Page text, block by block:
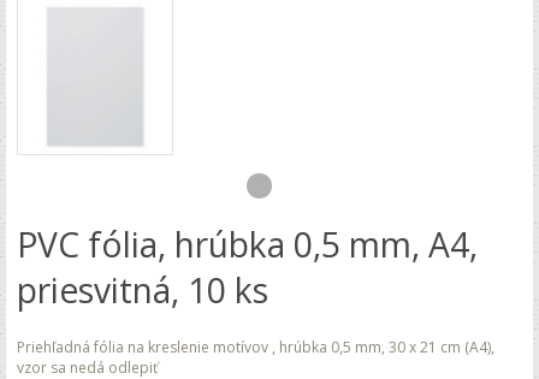
PVC fólia, hrúbka 0,5 mm, A4,
priesvitná, 10 ks
Priehľadná fólia na kreslenie motívov , hrúbka 0,5 mm, 30 x 21 cm (A4),
vzor sa nedá odlepiť